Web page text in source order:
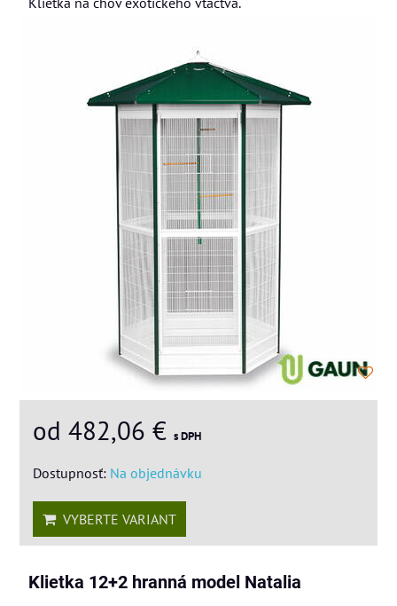
od 482,06 € s DPH
Dostupnosť: Na objednávku
VYBERTE VARIANT
Klietka 12+2 hranná model Natalia